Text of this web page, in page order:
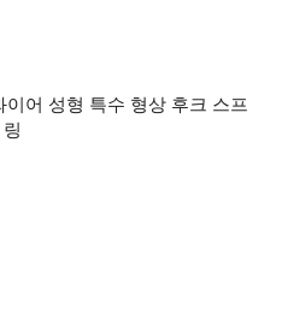
어 성형 특수 형상 후크 스프
링